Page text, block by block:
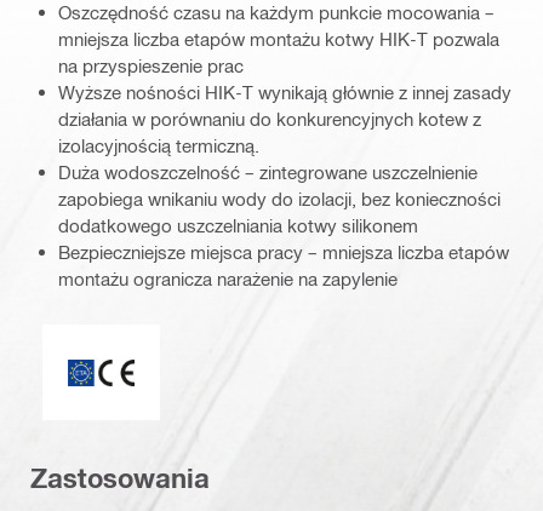
Oszczędność czasu na każdym punkcie mocowania –
mniejsza liczba etapów montażu kotwy HIK-T pozwala
na przyspieszenie prac
Wyższe nośności HIK-T wynikają głównie z innej zasady
działania w porównaniu do konkurencyjnych kotew z
izolacyjnością termiczną.
Duża wodoszczelność – zintegrowane uszczelnienie
zapobiega wnikaniu wody do izolacji, bez konieczności
dodatkowego uszczelniania kotwy silikonem
Bezpieczniejsze miejsca pracy – mniejsza liczba etapów
montażu ogranicza narażenie na zapylenie
Zastosowania